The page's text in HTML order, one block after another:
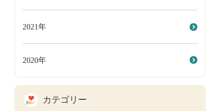
2021年
2020年
カテゴリー